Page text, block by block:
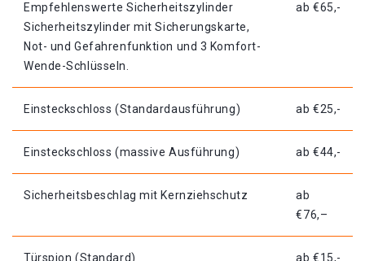
Empfehlenswerte Sicherheitszylinder
Sicherheitszylinder mit Sicherungskarte,
Not- und Gefahrenfunktion und 3 Komfort-
Wende-Schlüsseln.
ab €65,-
Einsteckschloss (Standardausführung) ab €25,-
Einsteckschloss (massive Ausführung) ab €44,-
Sicherheitsbeschlag mit Kernziehschutz
ab
€76,–
Türspion (Standard) ab €15,-